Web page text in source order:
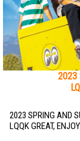
2023
2023 SPRING AND
LQQK GREAT,